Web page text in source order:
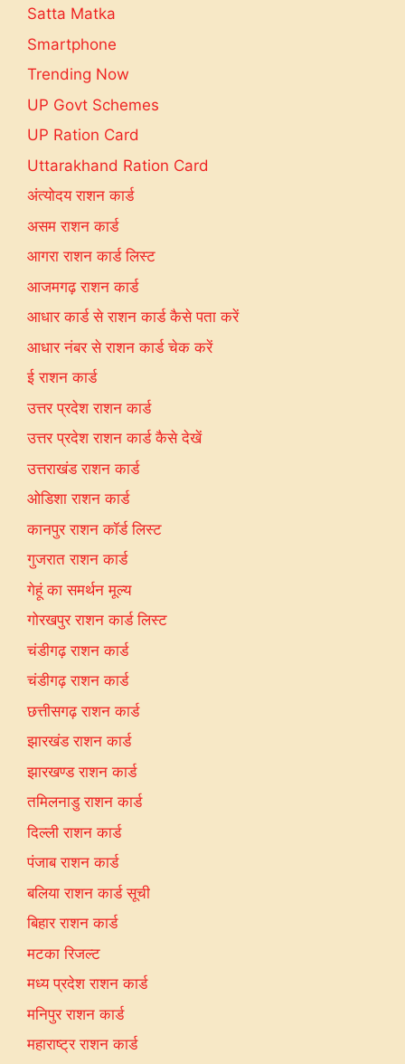
Satta Matka
Smartphone
Trending Now
UP Govt Schemes
UP Ration Card
Uttarakhand Ration Card
अंत्योदय राशन कार्ड
असम राशन कार्ड
आगरा राशन कार्ड लिस्ट
आजमगढ़ राशन कार्ड
आधार कार्ड से राशन कार्ड कैसे पता करें
आधार नंबर से राशन कार्ड चेक करें
ई राशन कार्ड
उत्तर प्रदेश राशन कार्ड
उत्तर प्रदेश राशन कार्ड कैसे देखें
उत्तराखंड राशन कार्ड
ओडिशा राशन कार्ड
कानपुर राशन कॉर्ड लिस्ट
गुजरात राशन कार्ड
गेहूं का समर्थन मूल्य
गोरखपुर राशन कार्ड लिस्ट
चंडीगढ़ राशन कार्ड
चंडीगढ़ राशन कार्ड
छत्तीसगढ़ राशन कार्ड
झारखंड राशन कार्ड
झारखण्ड राशन कार्ड
तमिलनाडु राशन कार्ड
दिल्ली राशन कार्ड
पंजाब राशन कार्ड
बलिया राशन कार्ड सूची
बिहार राशन कार्ड
मटका रिजल्ट
मध्य प्रदेश राशन कार्ड
मनिपुर राशन कार्ड
महाराष्ट्र राशन कार्ड